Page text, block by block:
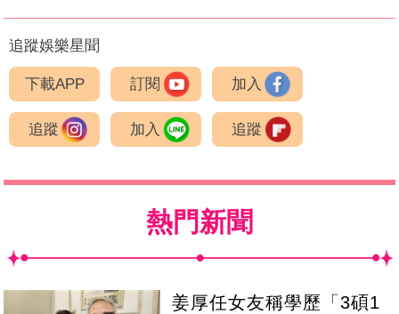
追蹤娛樂星聞
下載APP 訂閱 加入
追蹤 加入 追蹤
熱門新聞
姜厚任女友稱學歷「3碩1